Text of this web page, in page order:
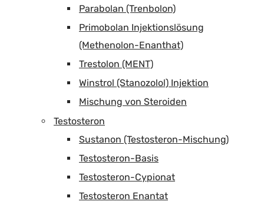
Parabolan (Trenbolon)
Primobolan Injektionslösung
(Methenolon-Enanthat)
Trestolon (MENT)
Winstrol (Stanozolol) Injektion
Mischung von Steroiden
Testosteron
Sustanon (Testosteron-Mischung)
Testosteron-Basis
Testosteron-Cypionat
Testosteron Enantat